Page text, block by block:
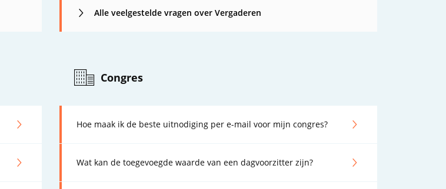
Alle veelgestelde vragen over Vergaderen
Congres
Hoe maak ik de beste uitnodiging per e-mail voor mijn congres?
Wat kan de toegevoegde waarde van een dagvoorzitter zijn?